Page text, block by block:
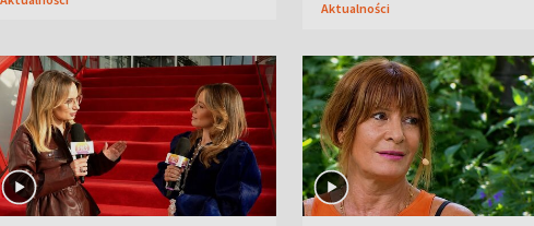
Aktualności